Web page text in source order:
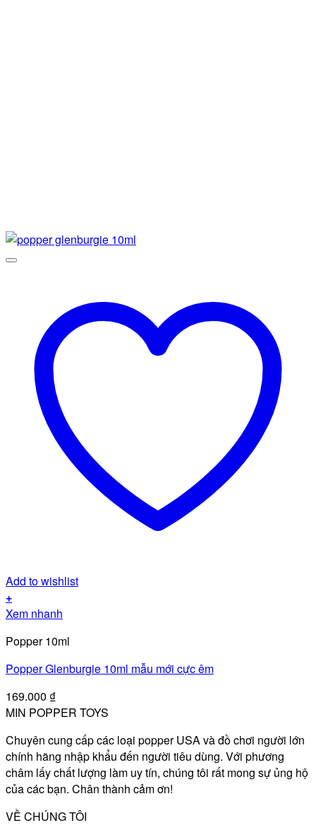
Add to wishlist
+
Xem nhanh
Popper 10ml
Popper Glenburgie 10ml mẫu mới cực êm
169.000 ₫
MIN POPPER TOYS
Chuyên cung cấp các loại popper USA và đồ chơi người lớn
chính hãng nhập khẩu đến người tiêu dùng. Với phương
châm lấy chất lượng làm uy tín, chúng tôi rất mong sự ủng hộ
của các bạn. Chân thành cảm ơn!
VỀ CHÚNG TÔI